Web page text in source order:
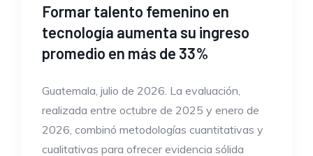
Formar talento femenino en
tecnología aumenta su ingreso
promedio en más de 33%
Guatemala, julio de 2026. La evaluación,
realizada entre octubre de 2025 y enero de
2026, combinó metodologías cuantitativas y
cualitativas para ofrecer evidencia sólida